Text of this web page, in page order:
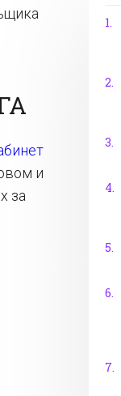
1.
2.
3.
4.
5.
6.
7.
и
за